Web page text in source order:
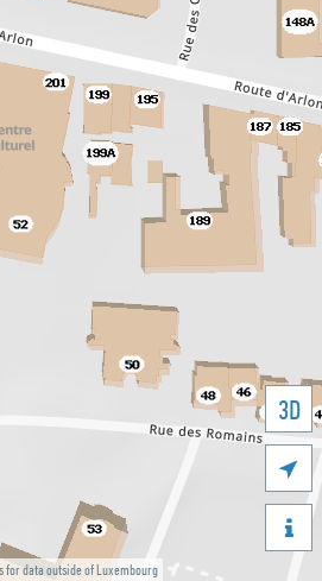
for data outside of Luxembourg
3D

